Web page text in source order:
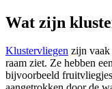
Wat zijn
Klustervliegen zijn vaak
raam ziet. Ze hebben
bijvoorbeeld